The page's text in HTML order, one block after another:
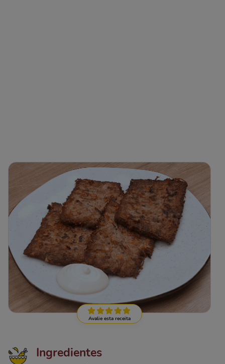
Avalie esta receita
Ingredientes